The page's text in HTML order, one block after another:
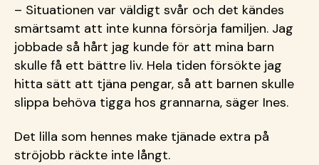
– Situationen var väldigt svår och det kändes
smärtsamt att inte kunna försörja familjen. Jag
jobbade så hårt jag kunde för att mina barn
skulle få ett bättre liv. Hela tiden försökte jag
hitta sätt att tjäna pengar, så att barnen skulle
slippa behöva tigga hos grannarna, säger Ines.
Det lilla som hennes make tjänade extra på
ströjobb räckte inte långt.